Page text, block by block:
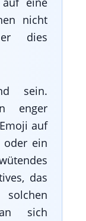
nicht
dies
sein.
enger
auf
oder ein
das
sich